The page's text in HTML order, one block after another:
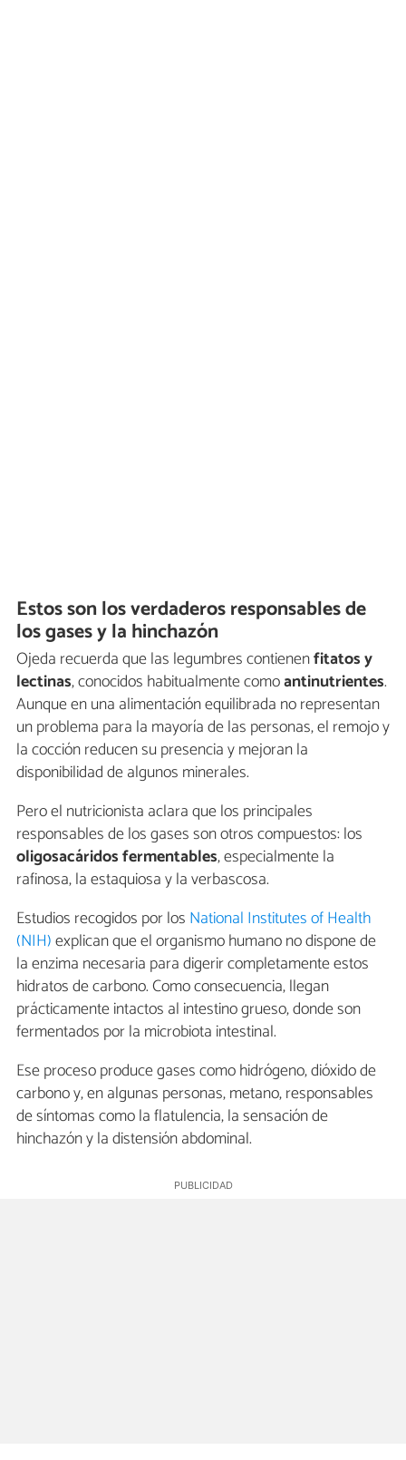
Estos son los verdaderos responsables de
los gases y la hinchazón
Ojeda recuerda que las legumbres contienenfitatos y
lectinas, conocidos habitualmente comoantinutrientes.
Aunque en una alimentación equilibrada no representan
un problema para la mayoría de las personas, el remojo y
la cocción reducen su presencia y mejoran la
disponibilidad de algunos minerales.
Pero el nutricionista aclara que los principales
responsables de los gases son otros compuestos: los
oligosacáridos fermentables, especialmente la
rafinosa, la estaquiosa y la verbascosa.
Estudios recogidos por los National Institutes of Health
(NIH)explican que el organismo humano no dispone de
la enzima necesaria para digerir completamente estos
hidratos de carbono. Como consecuencia, llegan
prácticamente intactos al intestino grueso, donde son
fermentados por la microbiota intestinal.
Ese proceso produce gases como hidrógeno, dióxido de
carbono y, en algunas personas, metano, responsables
de síntomas como la flatulencia, la sensación de
hinchazón y la distensión abdominal.